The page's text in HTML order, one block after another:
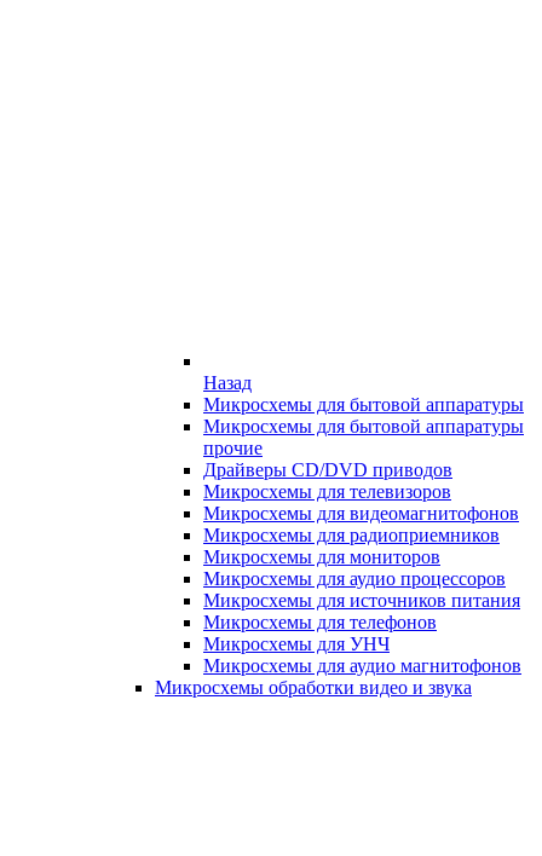
Назад
Микросхемы для бытовой аппаратуры
Микросхемы для бытовой аппаратуры
прочие
Драйверы CD/DVD приводов
Микросхемы для телевизоров
Микросхемы для видеомагнитофонов
Микросхемы для радиоприемников
Микросхемы для мониторов
Микросхемы для аудио процессоров
Микросхемы для источников питания
Микросхемы для телефонов
Микросхемы для УНЧ
Микросхемы для аудио магнитофонов
Микросхемы обработки видео и звука